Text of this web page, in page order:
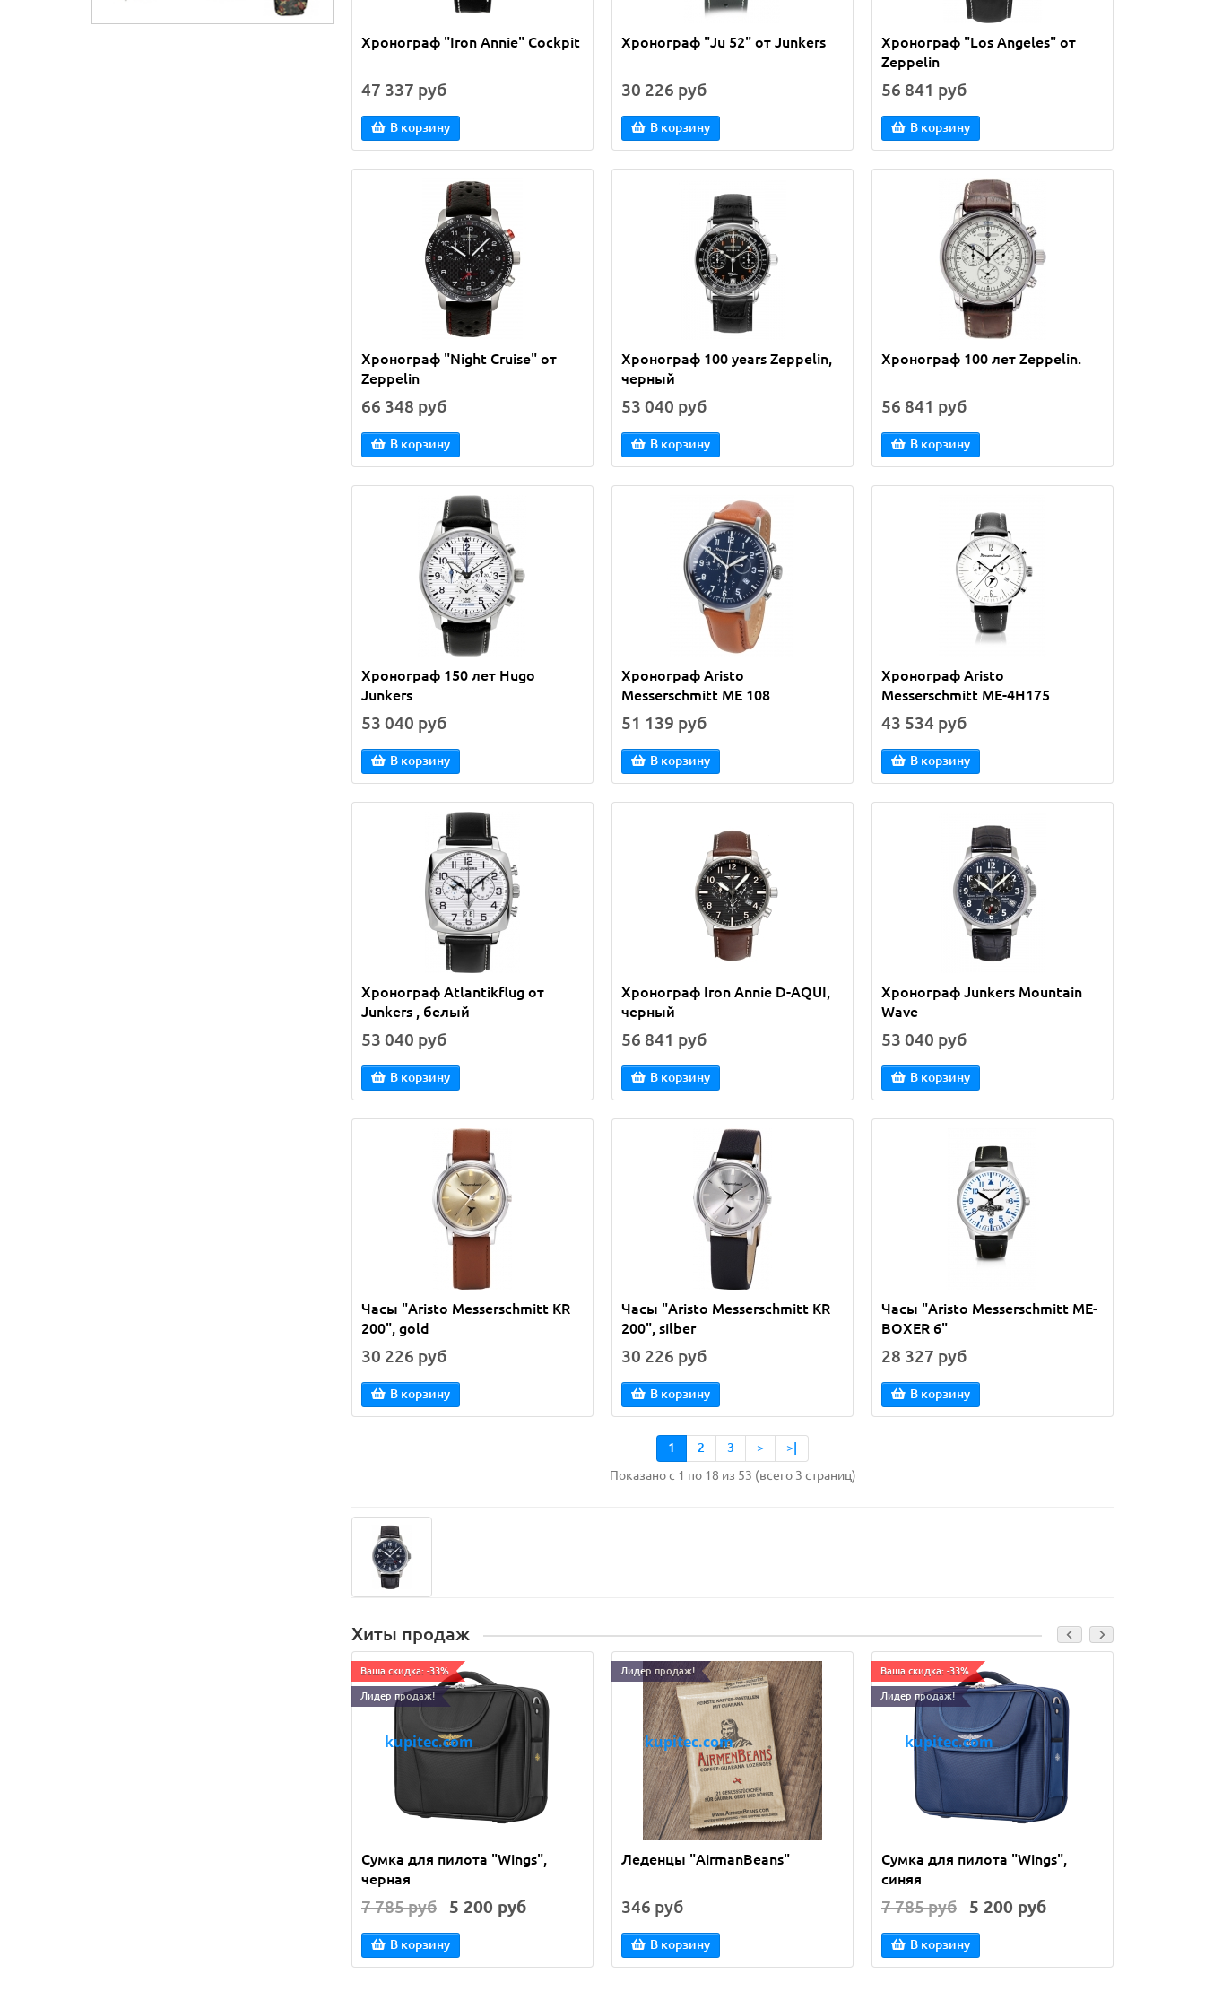
Хронограф "Iron Annie" Cockpit
47 337 руб
В корзину
Хронограф "Ju 52" от Junkers
30 226 руб
В корзину
Хронограф "Los Angeles" от
Zeppelin
56 841 руб
В корзину
Хронограф "Night Cruise" от
Zeppelin
66 348 руб
В корзину
Хронограф 100 years Zeppelin,
черный
53 040 руб
В корзину
Хронограф 100 лет Zeppelin.
56 841 руб
В корзину
Хронограф 150 лет Hugo
Junkers
53 040 руб
В корзину
Хронограф Aristo
Messerschmitt ME 108
51 139 руб
В корзину
Хронограф Aristo
Messerschmitt ME-4H175
43 534 руб
В корзину
Хронограф Atlantikflug от
Junkers , белый
53 040 руб
В корзину
Хронограф Iron Annie D-AQUI,
черный
56 841 руб
В корзину
Хронограф Junkers Mountain
Wave
53 040 руб
В корзину
Часы "Aristo Messerschmitt KR
200", gold
30 226 руб
В корзину
Часы "Aristo Messerschmitt KR
200", silber
30 226 руб
В корзину
Часы "Aristo Messerschmitt ME-
BOXER 6"
28 327 руб
В корзину
1 2 3 >
>|
Показано с 1 по 18 из 53 (всего 3 страниц)
Хиты продаж
Ваша скидка: -33%
Лидер продаж!
Сумка для пилота "Wings",
черная
7 785 руб 5 200 руб
В корзину
Лидер продаж!
Леденцы "AirmanBeans"
346 руб
В корзину
Ваша скидка: -33%
Лидер продаж!
Сумка для пилота "Wings",
синяя
7 785 руб 5 200 руб
В корзину